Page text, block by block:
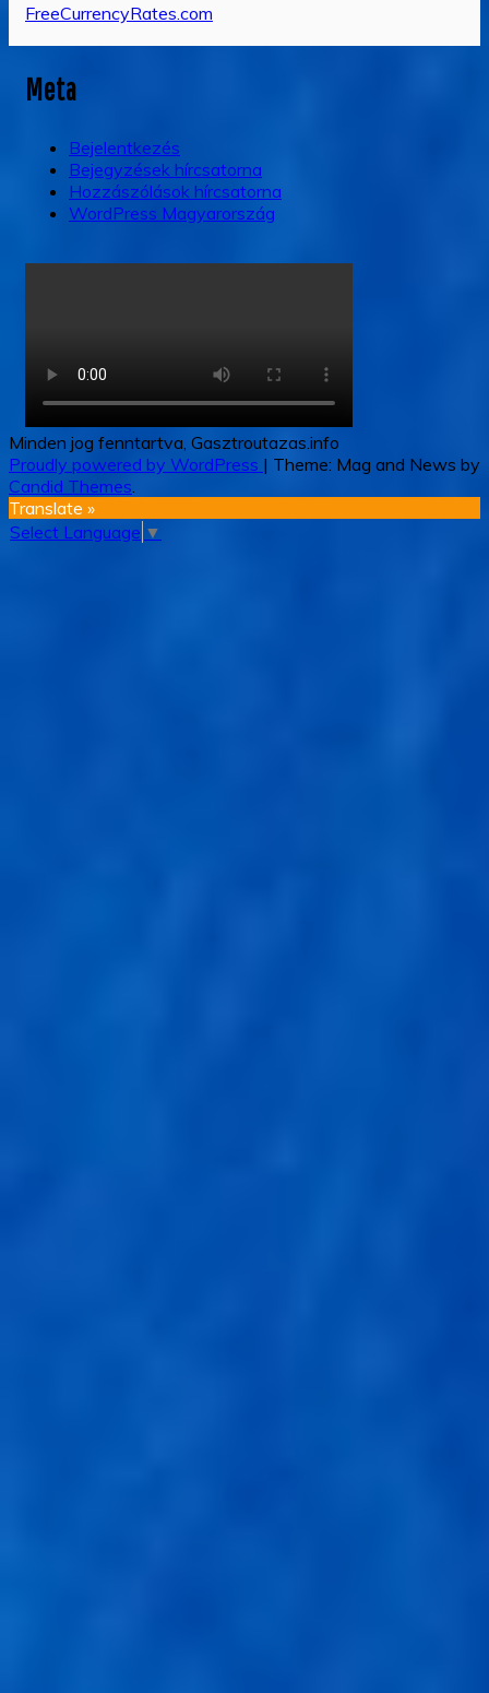
FreeCurrencyRates.com
Meta
Bejelentkezés
Bejegyzések hírcsatorna
Hozzászólások hírcsatorna
WordPress Magyarország
Minden jog fenntartva, Gasztroutazas.info
Proudly powered by WordPress | Theme: Mag and News by
Candid Themes.
Translate »
Select Language ▼